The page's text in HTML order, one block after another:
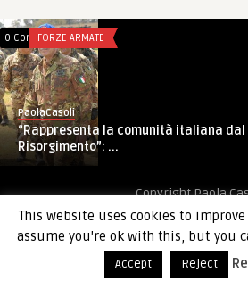
0 CommentsFORZE ARMATE
PaolaCasoli
“Rappresenta la comunità italiana dal
Risorgimento”: ...
Copyright Paola
This website uses cookies to improve
assume you're ok with this, but you
Accept Reject